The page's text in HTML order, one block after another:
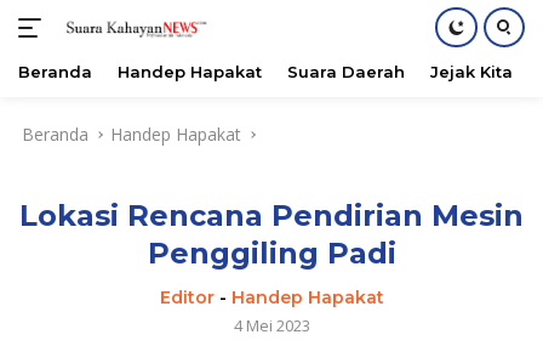
Beranda Handep Hapakat Suara Daerah Jejak Kita
Beranda Handep Hapakat
Lokasi Rencana Pendirian Mesin
Penggiling Padi
Editor- Handep Hapakat
4 Mei 2023